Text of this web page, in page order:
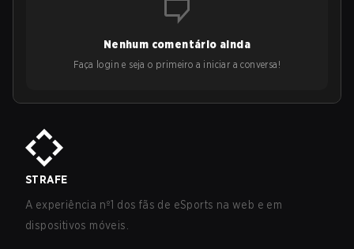
Nenhum comentário ainda
Faça login e seja o primeiro a iniciar a conversa!
STRAFE
A experiência nº1 dos fãs de eSports na web e em
dispositivos móveis.